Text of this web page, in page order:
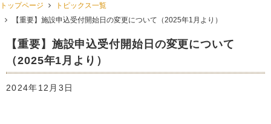
トップページ
トピックス一覧
【重要】施設申込受付開始日の変更について（2025年1月より）
【重要】施設申込受付開始日の変更について
（2025年1月より）
2024年12月3日